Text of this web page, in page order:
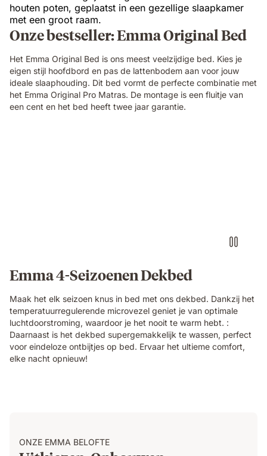
Onze bestseller: Emma Original Bed
Het Emma Original Bed is ons meest veelzijdige bed. Kies je
eigen stijl hoofdbord en pas de lattenbodem aan voor jouw
ideale slaaphouding. Dit bed vormt de perfecte combinatie met
het Emma Original Pro Matras. De montage is een fluitje van
een cent en het bed heeft twee jaar garantie.
Emma 4-Seizoenen Dekbed
Maak het elk seizoen knus in bed met ons dekbed. Dankzij het
temperatuurregulerende microvezel geniet je van optimale
luchtdoorstroming, waardoor je het nooit te warm hebt. :
Daarnaast is het dekbed supergemakkelijk te wassen, perfect
voor eindeloze ontbijtjes op bed. Ervaar het ultieme comfort,
elke nacht opnieuw!
ONZE EMMA BELOFTE